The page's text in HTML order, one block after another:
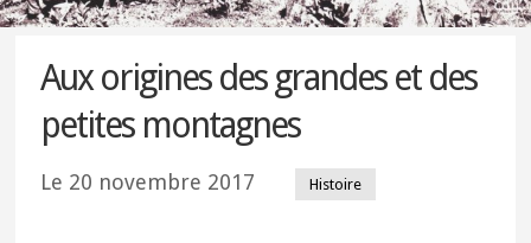
Aux origines des grandes et des
petites montagnes
Le 20 novembre 2017 Histoire